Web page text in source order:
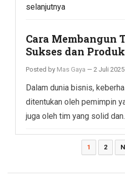
selanjutnya
Cara Membangun
Sukses dan
Posted by Mas Gaya — 2 Juli 2025
Dalam dunia bisnis,
ditentukan oleh pemimpin
juga oleh tim yang solid
1 2